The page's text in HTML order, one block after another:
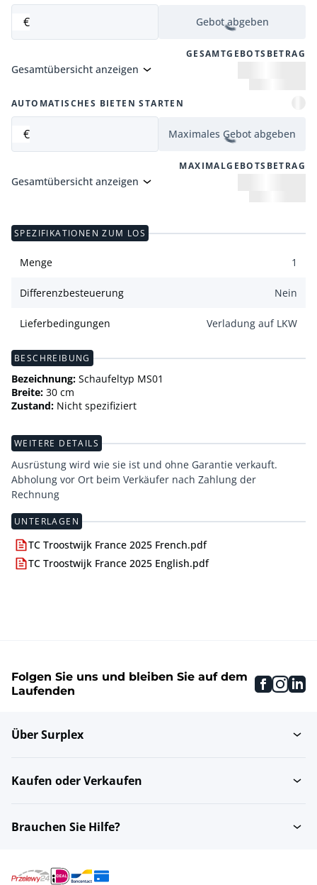
€ Gebot abgeben
GESAMTGEBOTSBETRAG
Gesamtübersicht anzeigen
AUTOMATISCHES BIETEN STARTEN
€ Maximales Gebot abgeben
MAXIMALGEBOTSBETRAG
Gesamtübersicht anzeigen
SPEZIFIKATIONEN ZUM LOS
Menge 1
Differenzbesteuerung Nein
Lieferbedingungen Verladung auf LKW
BESCHREIBUNG
Bezeichnung: Schaufeltyp MS01
Breite: 30 cm
Zustand: Nicht spezifiziert
WEITERE DETAILS
Ausrüstung wird wie sie ist und ohne Garantie verkauft.
Abholung vor Ort beim Verkäufer nach Zahlung der
Rechnung
UNTERLAGEN
TC Troostwijk France 2025 French.pdf
TC Troostwijk France 2025 English.pdf
Folgen Sie uns und bleiben Sie auf dem
Laufenden
Über Surplex
Kaufen oder Verkaufen
Brauchen Sie Hilfe?